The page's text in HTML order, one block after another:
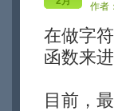
作者：
在做字
函数来
目前，